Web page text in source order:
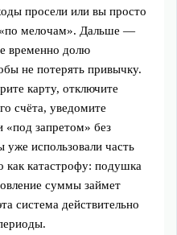
просели или вы просто
«по мелочам». Дальше —
временно долю
не потерять привычку.
карту, отключите
счёта, уведомите
«под запретом» без
использовали часть
как катастрофу: подушка
суммы займет
система действительно